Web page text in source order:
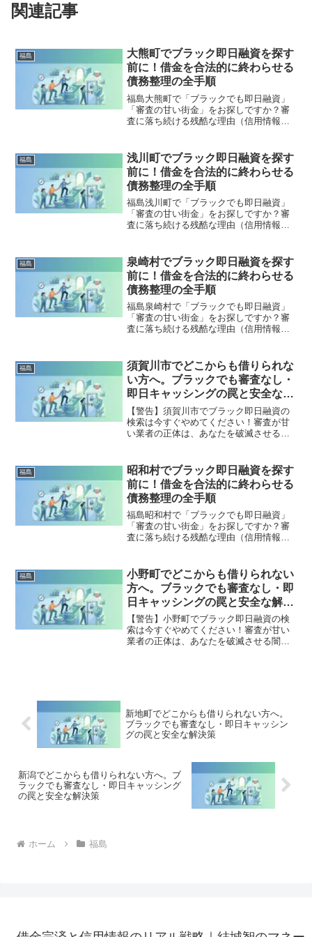
関連記事
福島
大熊町でブラック即日融資を探す
前に！借金を合法的に終わらせる
債務整理の全手順
福島大熊町で「ブラックでも即日融資」
「審査の甘い街金」をお探しですか？審
査に落ち続ける残酷な理由（信用情報と
底解説。多重債務の地獄から抜け出し、
合法的に借金を減額・免除する「債務整
理」の正しい知識と、今すぐ督促を止め
る無料相談窓口をご案内します。
福島
浅川町でブラック即日融資を探す
前に！借金を合法的に終わらせる
債務整理の全手順
福島浅川町で「ブラックでも即日融資」
「審査の甘い街金」をお探しですか？審
査に落ち続ける残酷な理由（信用情報と
底解説。多重債務の地獄から抜け出し、
合法的に借金を減額・免除する「債務整
理」の正しい知識と、今すぐ督促を止め
る無料相談窓口をご案内します。
福島
泉崎村でブラック即日融資を探す
前に！借金を合法的に終わらせる
債務整理の全手順
福島泉崎村で「ブラックでも即日融資」
「審査の甘い街金」をお探しですか？審
査に落ち続ける残酷な理由（信用情報と
底解説。多重債務の地獄から抜け出し、
合法的に借金を減額・免除する「債務整
理」の正しい知識と、今すぐ督促を止め
る無料相談窓口をご案内します。
福島
須賀川市でどこからも借りられな
い方へ。ブラックでも審査なし・
即日キャッシングの罠と安全な解
決策
【警告】須賀川市でブラック即日融資の
検索は今すぐやめてください！審査が甘
い業者の正体は、あなたを破滅させる闇
須賀川市で違法業者を避け、借金地獄か
ら抜け出した方々の実体験と確実な解決
策を完全公開。
福島
昭和村でブラック即日融資を探す
前に！借金を合法的に終わらせる
債務整理の全手順
福島昭和村で「ブラックでも即日融資」
「審査の甘い街金」をお探しですか？審
査に落ち続ける残酷な理由（信用情報と
底解説。多重債務の地獄から抜け出し、
合法的に借金を減額・免除する「債務整
理」の正しい知識と、今すぐ督促を止め
る無料相談窓口をご案内します。
福島
小野町でどこからも借りられない
方へ。ブラックでも審査なし・即
日キャッシングの罠と安全な解決
策
【警告】小野町でブラック即日融資の検
索は今すぐやめてください！審査が甘い
業者の正体は、あなたを破滅させる闇金
新地町でどこからも借りられない方へ。
ブラックでも審査なし・即日キャッシン
グの罠と安全な解決策
新潟でどこからも借りられない方へ。ブ
ラックでも審査なし・即日キャッシング
の罠と安全な解決策
ホーム 福島